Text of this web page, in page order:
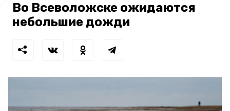
Во Всеволожске ожидаются
небольшие дожди